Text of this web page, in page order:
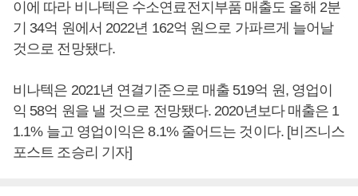
이에 따라 비나텍은 수소연료전지부품 매출도 올해 2분
기 34억 원에서 2022년 162억 원으로 가파르게 늘어날
것으로 전망됐다.
비나텍은 2021년 연결기준으로 매출 519억 원, 영업이
익 58억 원을 낼 것으로 전망됐다. 2020년보다 매출은 1
1.1% 늘고 영업이익은 8.1% 줄어드는 것이다. [비즈니스
포스트 조승리 기자]